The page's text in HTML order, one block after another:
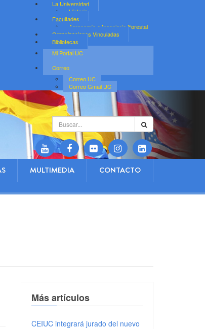
La Universidad
Historia
Facultades
Agronomía e Ingeniería Forestal
Organizaciones Vinculadas
Bibliotecas
Mi Portal UC
Correo
Correo UC
Correo Gmail UC
Buscar...
MULTIMEDIA CONTACTO
Más artículos
CEIUC integrará jurado del nuevo